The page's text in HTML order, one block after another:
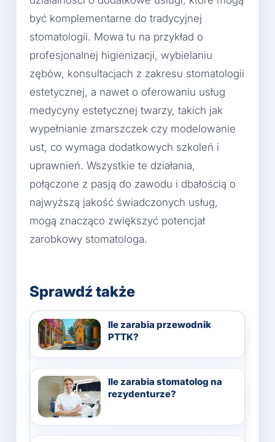
być komplementarne do tradycyjnej
stomatologii. Mowa tu na przykład o
profesjonalnej higienizacji, wybielaniu
zębów, konsultacjach z zakresu stomatologii
estetycznej, a nawet o oferowaniu usług
medycyny estetycznej twarzy, takich jak
wypełnianie zmarszczek czy modelowanie
ust, co wymaga dodatkowych szkoleń i
uprawnień. Wszystkie te działania,
połączone z pasją do zawodu i dbałością o
najwyższą jakość świadczonych usług,
mogą znacząco zwiększyć potencjał
zarobkowy stomatologa.
Sprawdź także
Ile zarabia przewodnik
PTTK?
Ile zarabia stomatolog na
rezydenturze?